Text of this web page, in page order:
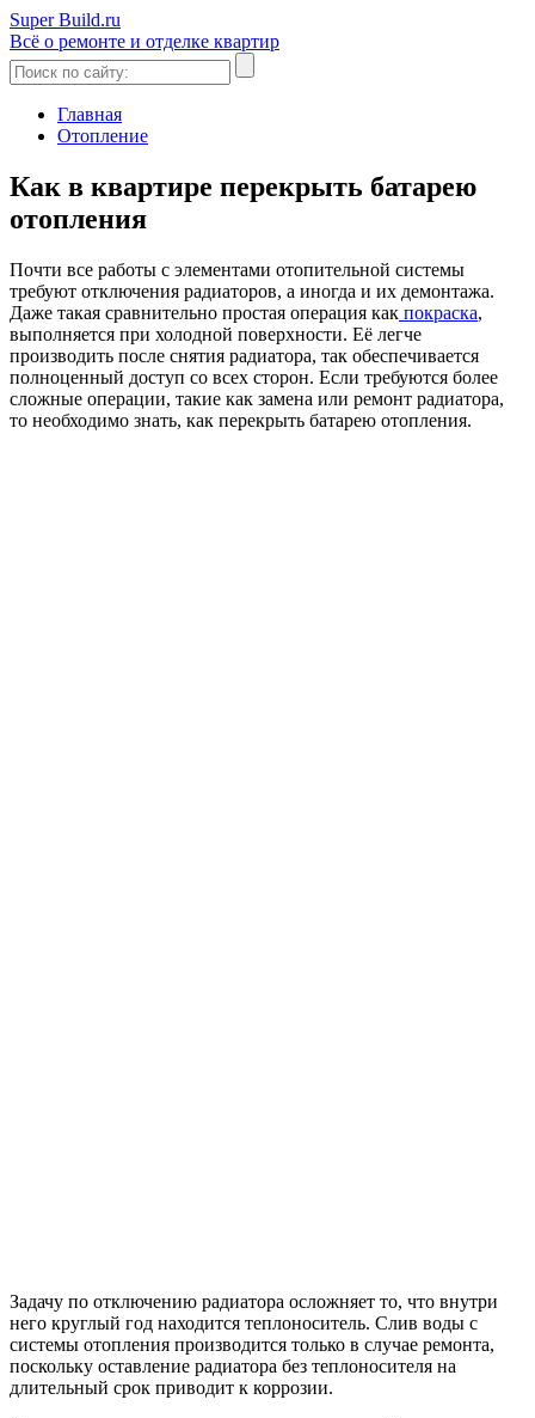
Super Build.ru
Всё о ремонте и отделке квартир
Главная
Отопление
Как в квартире перекрыть батарею
отопления
Почти все работы с элементами отопительной системы
требуют отключения радиаторов, а иногда и их демонтажа.
Даже такая сравнительно простая операция как покраска,
выполняется при холодной поверхности. Её легче
производить после снятия радиатора, так обеспечивается
полноценный доступ со всех сторон. Если требуются более
сложные операции, такие как замена или ремонт радиатора,
то необходимо знать, как перекрыть батарею отопления.
Задачу по отключению радиатора осложняет то, что внутри
него круглый год находится теплоноситель. Слив воды с
системы отопления производится только в случае ремонта,
поскольку оставление радиатора без теплоносителя на
длительный срок приводит к коррозии.